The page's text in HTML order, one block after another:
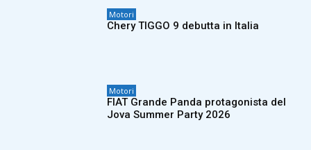
Motori
Chery TIGGO 9 debutta in Italia
Motori
FIAT Grande Panda protagonista del
Jova Summer Party 2026